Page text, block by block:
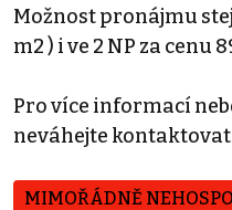
Možnost pronájmu
m2 ) i ve 2 NP za cenu
Pro více informací
neváhejte
MIMOŘÁDNĚ